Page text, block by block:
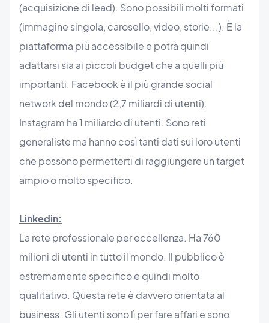
(acquisizione di lead). Sono possibili molti formati
(immagine singola, carosello, video, storie...). È la
piattaforma più accessibile e potrà quindi
adattarsi sia ai piccoli budget che a quelli più
importanti. Facebook è il più grande social
network del mondo (2,7 miliardi di utenti).
Instagram ha 1 miliardo di utenti. Sono reti
generaliste ma hanno così tanti dati sui loro utenti
che possono permetterti di raggiungere un target
ampio o molto specifico.
Linkedin:
La rete professionale per eccellenza. Ha 760
milioni di utenti in tutto il mondo. Il pubblico è
estremamente specifico e quindi molto
qualitativo. Questa rete è davvero orientata al
business. Gli utenti sono lì per fare affari e sono